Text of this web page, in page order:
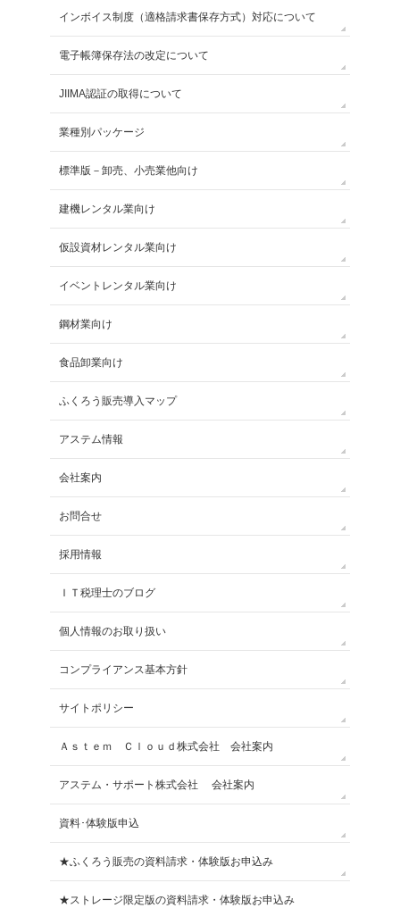
インボイス制度（適格請求書保存方式）対応について
電子帳簿保存法の改定について
JIIMA認証の取得について
業種別パッケージ
標準版－卸売、小売業他向け
建機レンタル業向け
仮設資材レンタル業向け
イベントレンタル業向け
鋼材業向け
食品卸業向け
ふくろう販売導入マップ
アステム情報
会社案内
お問合せ
採用情報
ＩＴ税理士のブログ
個人情報のお取り扱い
コンプライアンス基本方針
サイトポリシー
Ａｓｔｅｍ Ｃｌｏｕｄ株式会社 会社案内
アステム・サポート株式会社 会社案内
資料･体験版申込
★ふくろう販売の資料請求・体験版お申込み
★ストレージ限定版の資料請求・体験版お申込み